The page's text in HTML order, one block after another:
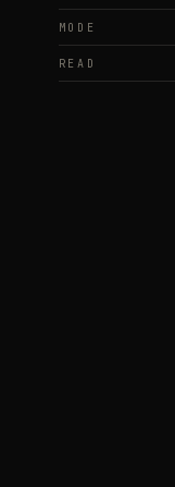
MODE
READ